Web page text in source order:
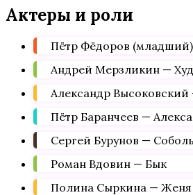
Актеры и роли
Пётр Фёдоров
Андрей Мерзликин —
Александр Высоковский
Пётр Баранчеев —
Сергей Бурунов — Соболь
Роман Вдовин — Бык
Полина Сыркина — Женя